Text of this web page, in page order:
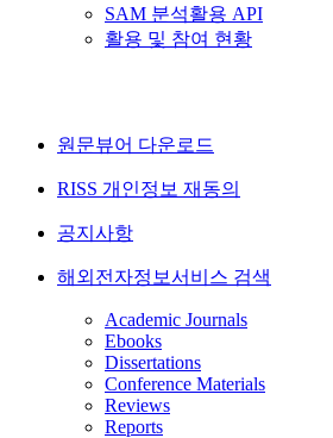
SAM 분석활용 API
활용 및 참여 현황
원문뷰어 다운로드
RISS 개인정보 재동의
공지사항
해외전자정보서비스 검색
Academic Journals
Ebooks
Dissertations
Conference Materials
Reviews
Reports